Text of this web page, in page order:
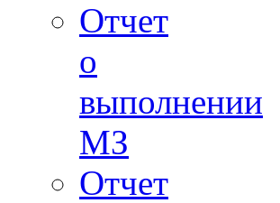
Отчет
о
выполнении
МЗ
Отчет